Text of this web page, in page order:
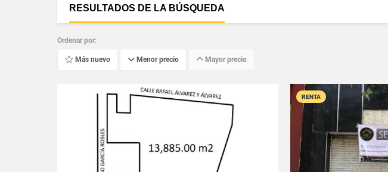
RESULTADOS DE LA BÚSQUEDA
Ordenar por:
Más nuevo Menor precio Mayor precio
RENTA